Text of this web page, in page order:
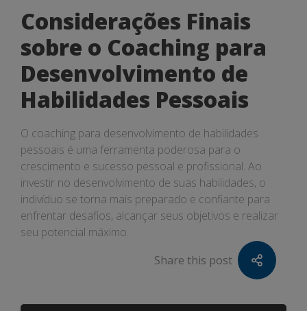
Considerações Finais
sobre o Coaching para
Desenvolvimento de
Habilidades Pessoais
O coaching para desenvolvimento de habilidades
pessoais é uma ferramenta poderosa para o
crescimento e sucesso pessoal e profissional. Ao
investir no desenvolvimento de suas habilidades, o
indivíduo se torna mais preparado e confiante para
enfrentar desafios, alcançar seus objetivos e realizar
seu potencial máximo.
Share this post